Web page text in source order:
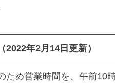
2022年2月14日更新）
ため営業時間を、午前10